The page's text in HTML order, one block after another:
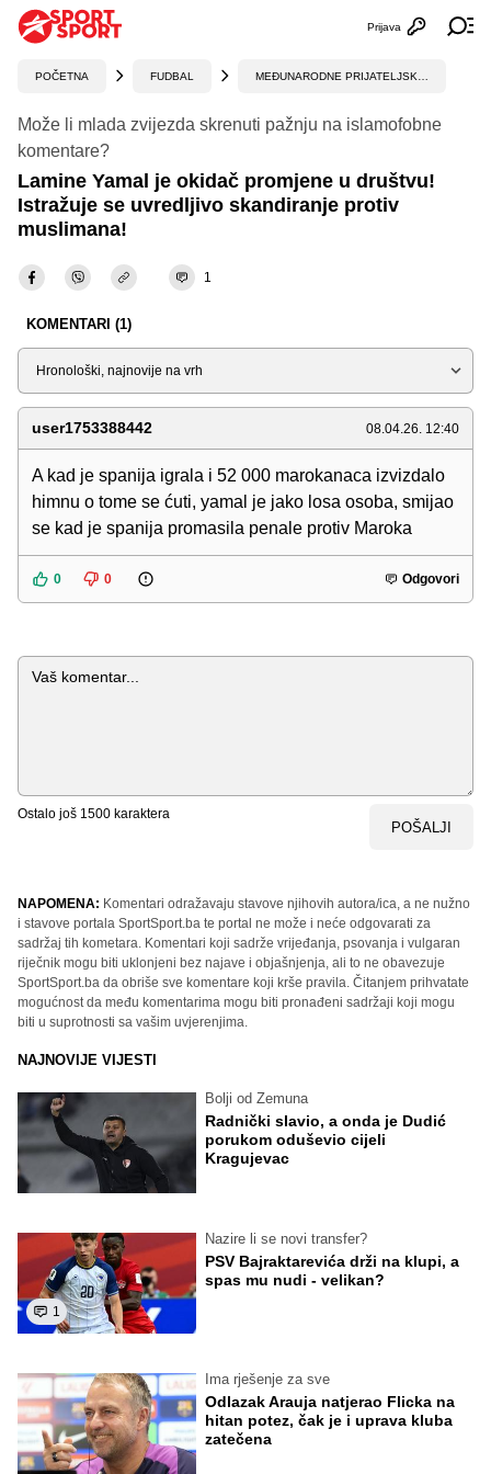
Otvori
Prijava
POČETNA FUDBAL
Može li mlada zvijezda skrenuti pažnju na islamofobne
komentare?
Lamine Yamal je okidač promjene u društvu!
Istražuje se uvredljivo skandiranje protiv
muslimana!
1
KOMENTARI (1)
Sortiraj
user1753388442 08.04.26. 12:40
A kad je spanija igrala i 52 000 marokanaca izvizdalo
himnu o tome se ćuti, yamal je jako losa osoba, smijao
se kad je spanija promasila penale protiv Maroka
0 0 Odgovori
Komentar
Ostalo još 1500 karaktera
POŠALJI
NAPOMENA: Komentari odražavaju stavove njihovih autora/ica, a ne nužno
i stavove portala SportSport.ba te portal ne može i neće odgovarati za
sadržaj tih kometara. Komentari koji sadrže vrijeđanja, psovanja i vulgaran
riječnik mogu biti uklonjeni bez najave i objašnjenja, ali to ne obavezuje
SportSport.ba da obriše sve komentare koji krše pravila. Čitanjem prihvatate
mogućnost da među komentarima mogu biti pronađeni sadržaji koji mogu
biti u suprotnosti sa vašim uvjerenjima.
NAJNOVIJE VIJESTI
Bolji od Zemuna
Radnički slavio, a onda je Dudić
porukom oduševio cijeli
Kragujevac
1
Nazire li se novi transfer?
PSV Bajraktarevića drži na klupi, a
spas mu nudi - velikan?
Ima rješenje za sve
Odlazak Arauja natjerao Flicka na
hitan potez, čak je i uprava kluba
zatečena